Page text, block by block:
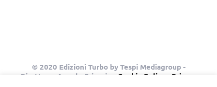
© 2020 Edizioni Turbo by Tespi Mediagroup -
Direttore: Angelo Frigerio - Cookie Policy
Privacy